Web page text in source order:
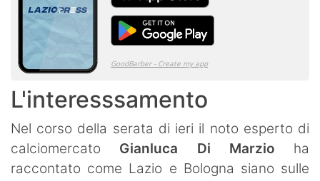
L'interesssamento
Nel corso della serata di ieri il noto esperto di
calciomercato Gianluca Di Marzio ha
raccontato come Lazio e Bologna siano sulle